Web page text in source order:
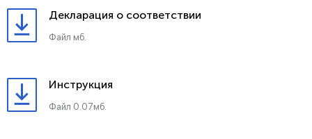
Декларация о соответствии
Файл мб.
Инструкция
Файл 0.07мб.